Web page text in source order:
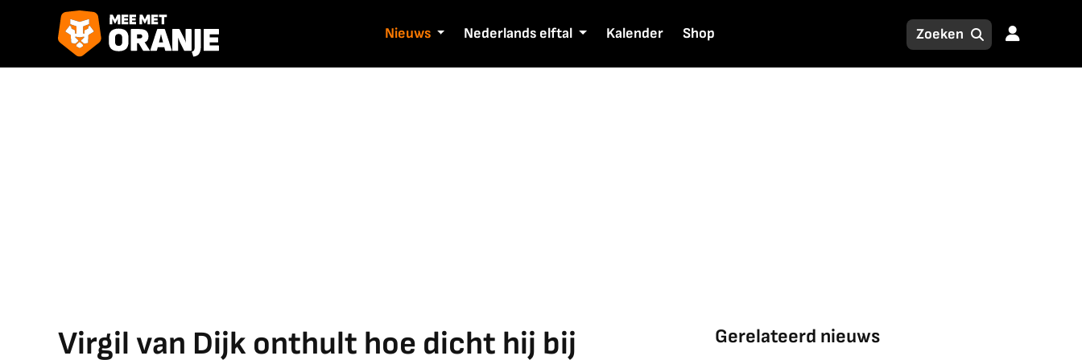
Nieuws Nederlands elftal Kalender Shop
Virgil van Dijk onthult hoe dicht hij bij Gerelateerd nieuws